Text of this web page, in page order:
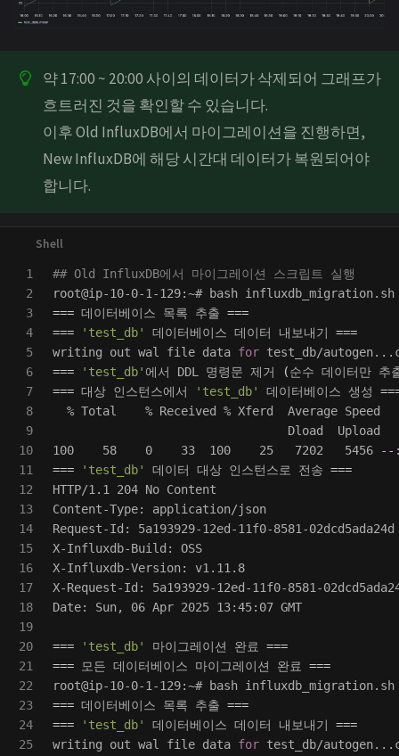
약 17:00 ~ 20:00 사이의 데이터가 삭제되어 그래프가
흐트러진 것을 확인할 수 있습니다.
이후 Old InfluxDB에서 마이그레이션을 진행하면,
New InfluxDB에 해당 시간대 데이터가 복원되어야
합니다.
1
2
3
4
5
6
7
8
9
10
11
12
13
14
15
16
17
18
19
20
21
22
23
24
25
## Old InfluxDB에서 마이그레이션 스크립트 실행
=== 데이터베이스 목록 추출 ===
===
'test_db' 데이터베이스 데이터 내보내기 ===
writing out wal file data for
===
'test_db' 에서 DDL 명령문 제거 (순수 데이터만 추
=== 대상 인스턴스에서 'test_db' 데이터베이스 생성
% Total    % Received % Xferd  Average Speed
Dload  Upload
100    58    0    33  100    25   7202   5456
--
===
'test_db' 데이터 대상 인스턴스로 전송 ===
HTTP/1.1 204 No Content
Content-Type: application/json
Request-Id: 5a193929-12ed-11f0-8581-02dcd5ada24d
X-Influxdb-Build: OSS
X-Influxdb-Version: v1.11.8
X-Request-Id: 5a193929-12ed-11f0-8581-
Date: Sun, 06 Apr 2025 13:45:07 GMT
=== 'test_db' 마이그레이션 완료 ===
=== 모든 데이터베이스 마이그레이션 완료 ===
=== 데이터베이스 목록 추출 ===
===
'test_db' 데이터베이스 데이터 내보내기 ===
writing out wal file data for